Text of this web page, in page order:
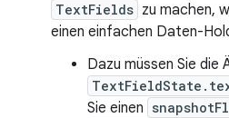
TextFields zu machen,
einen einfachen Daten-
Dazu müssen Sie die
Sie einen